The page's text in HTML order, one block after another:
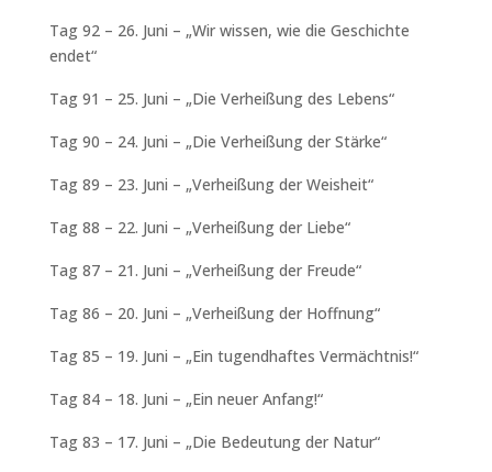
Tag 92 – 26. Juni – „Wir wissen, wie die Geschichte
endet“
Tag 91 – 25. Juni – „Die Verheißung des Lebens“
Tag 90 – 24. Juni – „Die Verheißung der Stärke“
Tag 89 – 23. Juni – „Verheißung der Weisheit“
Tag 88 – 22. Juni – „Verheißung der Liebe“
Tag 87 – 21. Juni – „Verheißung der Freude“
Tag 86 – 20. Juni – „Verheißung der Hoffnung“
Tag 85 – 19. Juni – „Ein tugendhaftes Vermächtnis!“
Tag 84 – 18. Juni – „Ein neuer Anfang!“
Tag 83 – 17. Juni – „Die Bedeutung der Natur“